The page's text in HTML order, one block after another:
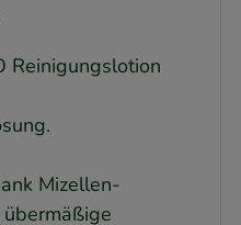
Reinigungslotion
Mizellen-